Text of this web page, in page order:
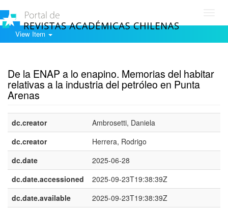
View Item
De la ENAP a lo enapino. Memorias del habitar
relativas a la industria del petróleo en Punta
Arenas
dc.creator
Ambrosetti, Daniela
dc.creator
Herrera, Rodrigo
dc.date
2025-06-28
dc.date.accessioned
2025-09-23T19:38:39Z
dc.date.available
2025-09-23T19:38:39Z